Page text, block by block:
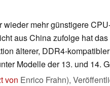
mehr günstigere
aus China zufolge hat das
älterer, DDR4-kompatibler
Modelle der 13. und 14.
von Enrico Frahn),